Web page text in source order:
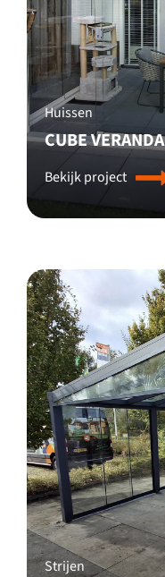
Huissen
CUBE VERANDA
Bekijk project
Strijen